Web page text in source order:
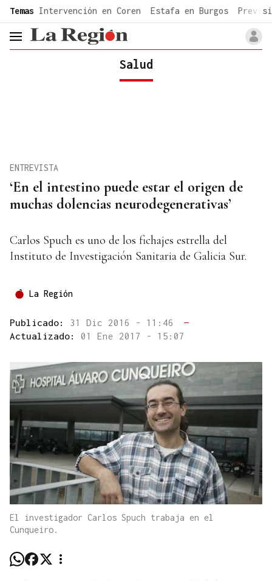
common.go-to-content
Temas Intervención en Coren Estafa en Burgos
header.menu.open
Salud
‘En el intestino puede estar el origen de
muchas dolencias neurodegenerativas’
ENTREVISTA
Carlos Spuch es uno de los fichajes estrella del
Instituto de Investigación Sanitaria de Galicia Sur.
La Región
Publicado: 31 Dic 2016 - 11:46
—
Actualizado: 01 Ene 2017 - 15:07
El investigador Carlos Spuch trabaja en el
Cunqueiro.